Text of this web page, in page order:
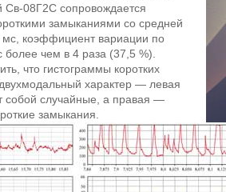
Св-08Г2С сопровождается
замыканиями со средней
мс, коэффициент вариации по
чем в 4 раза (37,5 %).
что гистограммы коротких
характер — левая
собой случайные, а правая —
замыкания.